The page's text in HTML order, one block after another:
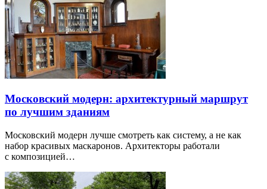
Московский модерн: архитектурный маршрут
по лучшим зданиям
Московский модерн лучше смотреть как систему, а не как
набор красивых маскаронов. Архитекторы работали
с композицией…